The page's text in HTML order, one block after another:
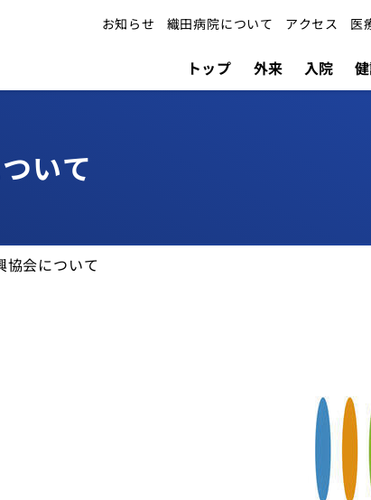
お知らせ 織田病院について アクセス 医
トップ 外来 入院
外来
担当医表
いて
協会について